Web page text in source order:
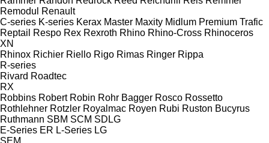
Remodul
Renault
C-series K-series Kerax Master Maxity Midlum Premium Trafic
Reptail
Respo Rex Rexroth Rhino Rhino-Cross Rhinoceros
XN
Rhinox Richier Riello Rigo Rimas Ringer Rippa
R-series
Rivard Roadtec
RX
Robbins Robert Robin Rohr Bagger Rosco Rossetto
Rothlehner Rotzler Royalmac Royen Rubi Ruston Bucyrus
Ruthmann SBM SCM SDLG
E-Series ER L-Series LG
SEM